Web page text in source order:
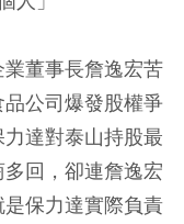
業董事長詹逸宏苦
公司爆發股權爭
達對泰山持股最
回，卻連詹逸宏
保力達實際負責